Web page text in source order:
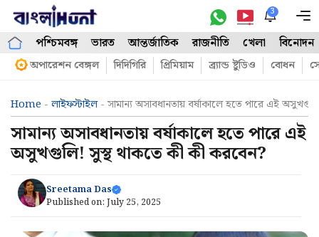
Skip
content
3
পশ্চিমবঙ্গ ভারত আন্তর্জাতিক রাজনীতি খেলা বিনোদন
অপারেশন বেঙ্গল দিদিগিরি প্রিমিয়াম ব্র্যান্ড ষ্টুডিও বোধন
Home - লাইফস্টাইল- সামান্য অসাবধানতায় বর্ষাকালে হতে পারে এই
সামান্য অসাবধানতায় বর্ষাকালে হতে পারে এই
অসুখগুলি! সুস্থ থাকতে কী কী করবেন?
Sreetama Das
Published on: July 25, 2025